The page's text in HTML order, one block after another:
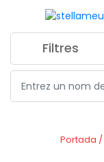
Filtres
Portada /